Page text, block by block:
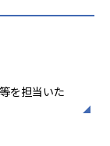
。
、仕事に取
を担当いた